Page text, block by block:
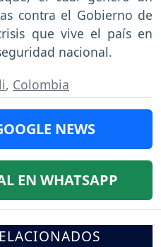
contra el Gobierno de
que vive el país en
nacional.
, Colombia
NEWS
EN WHATSAPP